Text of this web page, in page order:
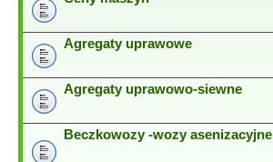
Agregaty uprawowe
Agregaty uprawowo-siewne
Beczkowozy -wozy asenizacyjne